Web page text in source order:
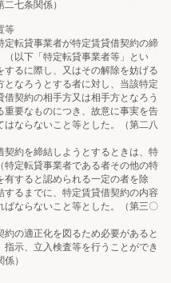
七条関係）
等
転貸事業者が特定賃貸借契約の締
以下「特定転貸事業者等」とい
るに際し、又はその解除を妨げる
なろうとする者に対し、当該特定
契約の相手方又は相手方となろう
重要なものにつき、故意に事実を告
ならないこと等とした。（第二八
約を締結しようとするときは、特
定転貸事業者である者その他の特
有すると認められる一定の者を除
するまでに、特定賃貸借契約の内容
ならないこと等とした。（第三〇
の適正化を図るため必要があると
示、立入検査等を行うことができ
）